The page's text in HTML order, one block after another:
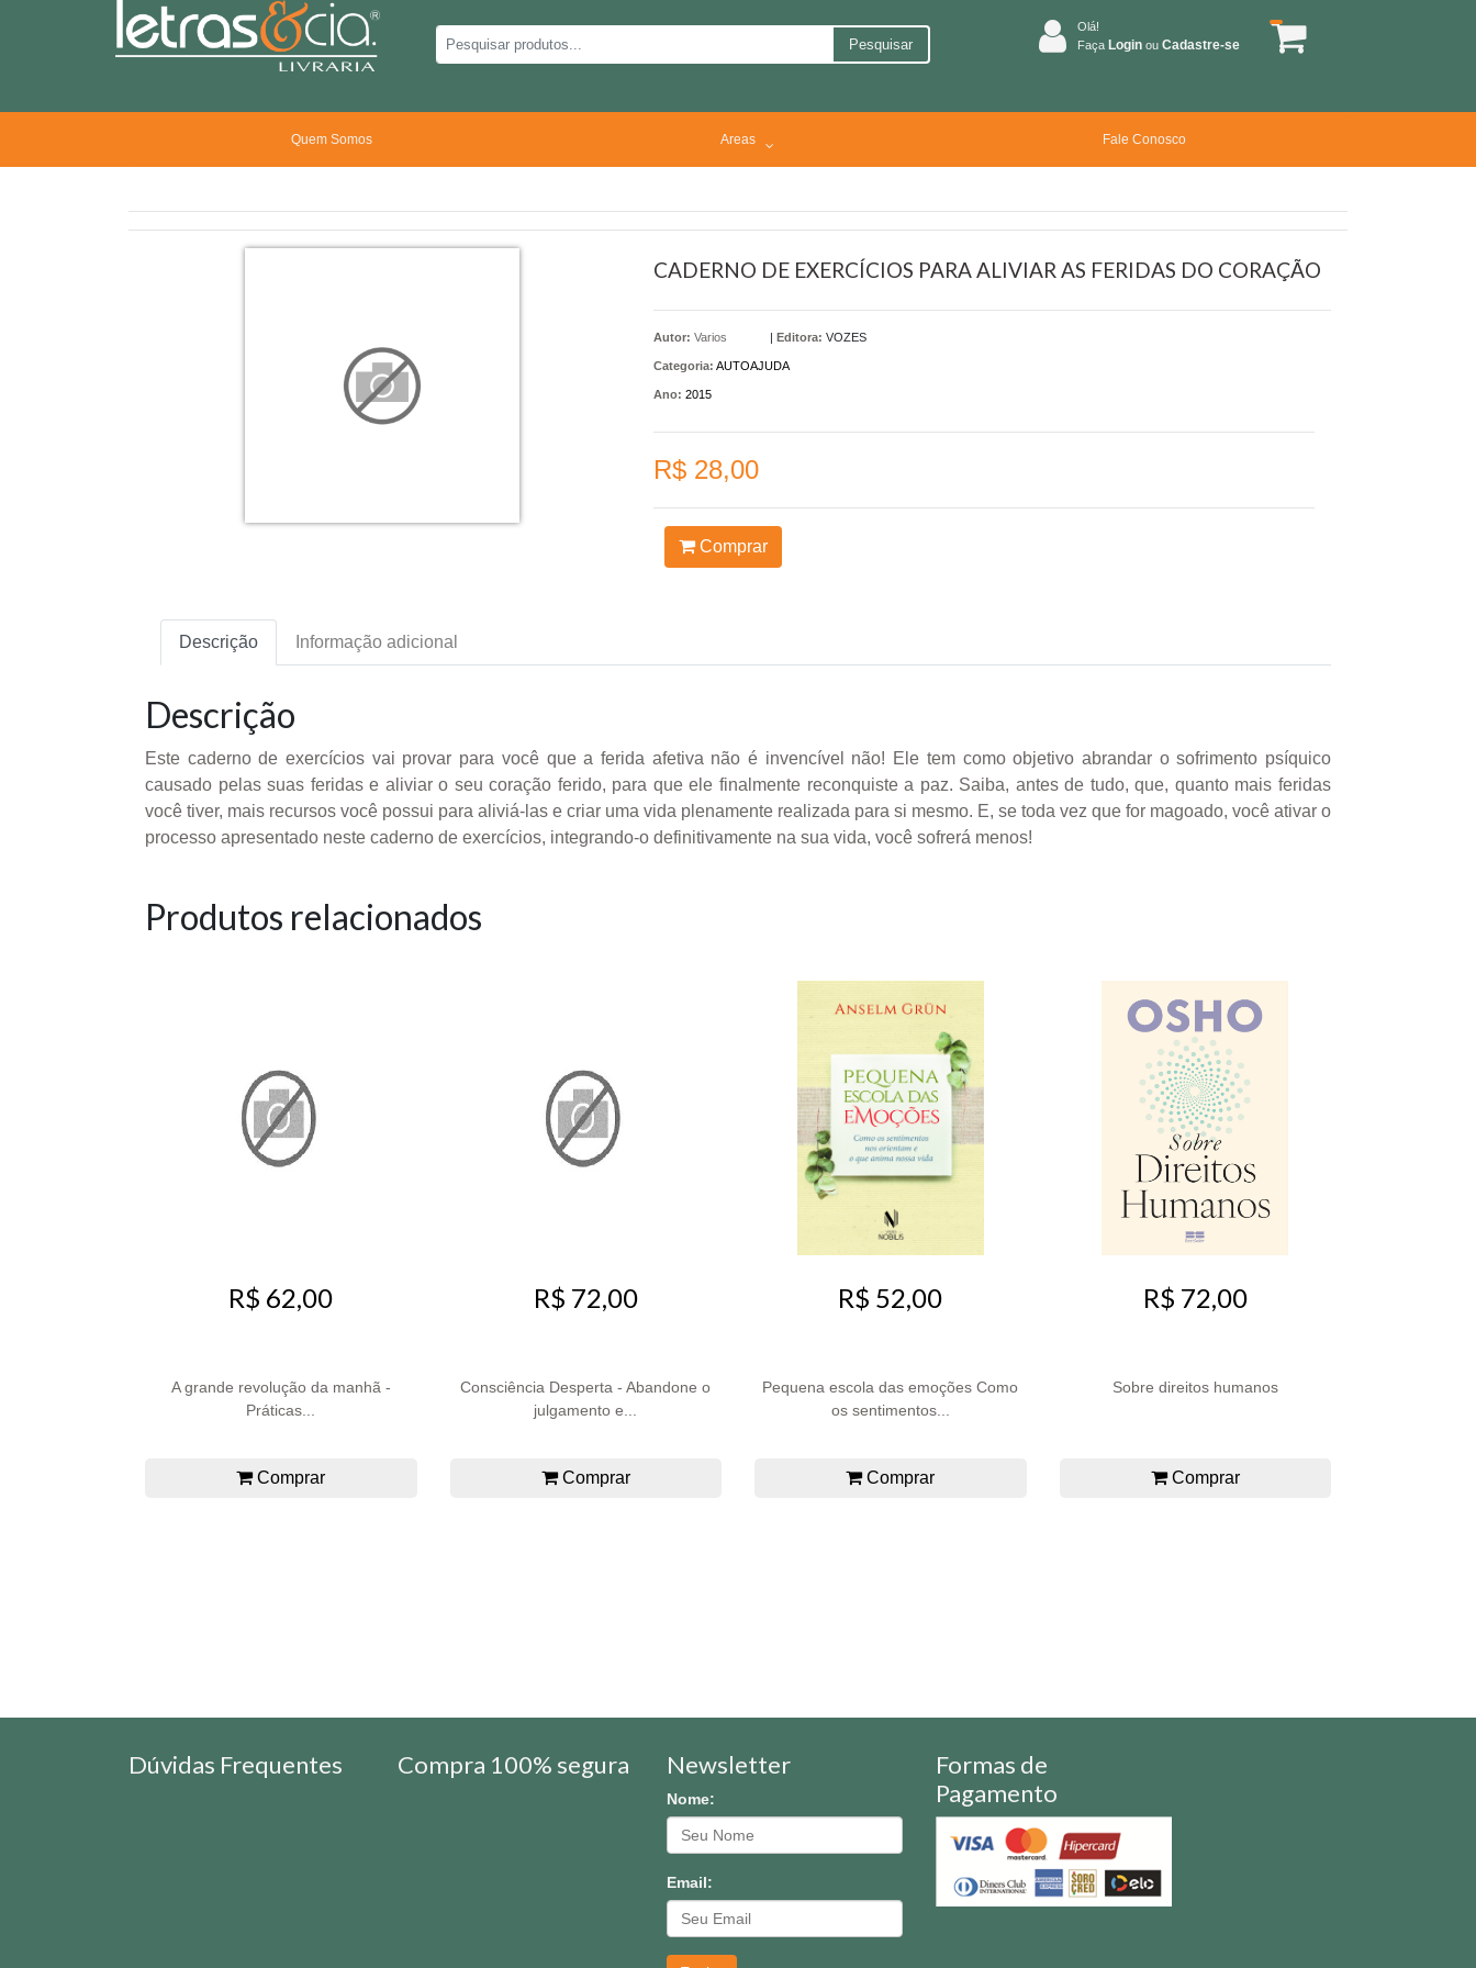
Pesquisar
Olá!
Faça Login ou Cadastre-se
Quem Somos Areas Fale Conosco
CADERNO DE EXERCÍCIOS PARA ALIVIAR AS FERIDAS DO CORAÇÃO
Autor: Varios | Editora: VOZES
Categoria: AUTOAJUDA
Ano: 2015
R$ 28,00
Comprar
Descrição Informação adicional
Descrição
Este caderno de exercícios vai provar para você que a ferida afetiva não é invencível não! Ele tem como objetivo abrandar o sofrimento psíquico
causado pelas suas feridas e aliviar o seu coração ferido, para que ele finalmente reconquiste a paz. Saiba, antes de tudo, que, quanto mais feridas
você tiver, mais recursos você possui para aliviá-las e criar uma vida plenamente realizada para si mesmo. E, se toda vez que for magoado, você ativar o
processo apresentado neste caderno de exercícios, integrando-o definitivamente na sua vida, você sofrerá menos!
Produtos relacionados
R$ 62,00
A grande revolução da manhã -
Práticas...
Comprar
R$ 72,00
Consciência Desperta - Abandone o
julgamento e...
Comprar
R$ 52,00
Pequena escola das emoções Como
os sentimentos...
Comprar
R$ 72,00
Sobre direitos humanos
Comprar
Dúvidas Frequentes Compra 100% segura Newsletter
Nome:
Email:
Formas de
Pagamento